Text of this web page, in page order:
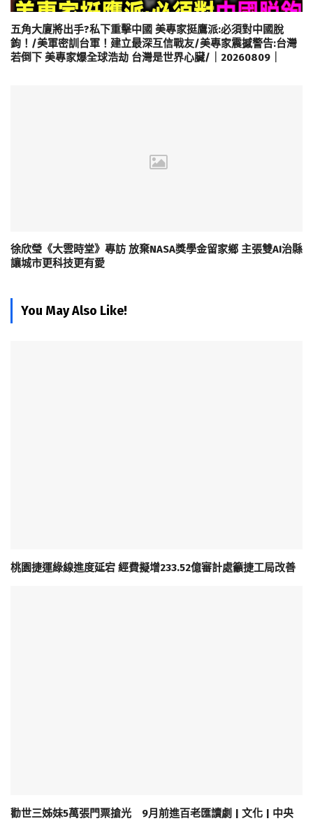
五角大廈將出手?私下重擊中國 美專家挺鷹派:必須對中國脫
鉤！/美軍密訓台軍！建立最深互信戰友/美專家震撼警告:台灣
若倒下 美專家爆全球浩劫 台灣是世界心臟/｜20260809｜
徐欣瑩《大雲時堂》專訪 放棄NASA獎學金留家鄉 主張雙AI治縣
讓城市更科技更有愛
You May Also Like!
桃園捷運綠線進度延宕 經費擬增233.52億審計處籲捷工局改善
勸世三姊妹5萬張門票搶光 9月前進百老匯讀劇 | 文化 | 中央